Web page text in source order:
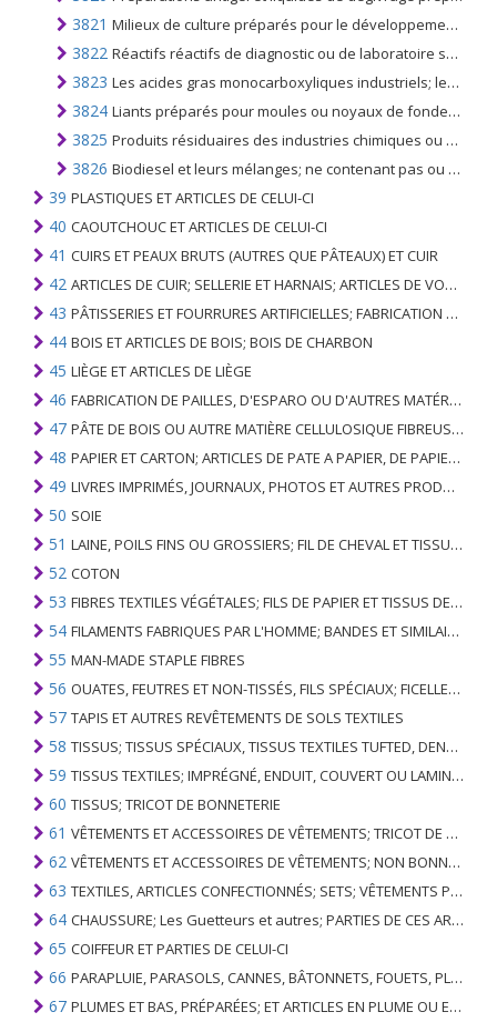
3821 Milieux de culture préparés pour le développement ou le maintien de micro-organismes (y compris les virus et analogues) ou de cellules végétales, humaines ou animales
3822 Réactifs réactifs de diagnostic ou de laboratoire sur un support et réactifs de diagnostic ou de laboratoire préparés, même présentés sur un support, autres que ceux du no. 3002 ou 3006; matériau de référence certifié
3823 Les acides gras monocarboxyliques industriels; les huiles acides provenant du raffinage; alcools gras industriels
3824 Liants préparés pour moules ou noyaux de fonderie; produits chimiques et préparations des industries chimiques ou des industries connexes (y compris celles consistant en mélanges de produits naturels), non dénommés ni compris ailleurs
3825 Produits résiduaires des industries chimiques ou des industries connexes, non dénommés ni compris ailleurs; déchets municipaux; les boues d'épuration; autres produits résiduels.
3826 Biodiesel et leurs mélanges; ne contenant pas ou contenant moins de 70% en poids d'huiles de pétrole ou de minéraux bitumineux
39 PLASTIQUES ET ARTICLES DE CELUI-CI
40 CAOUTCHOUC ET ARTICLES DE CELUI-CI
41 CUIRS ET PEAUX BRUTS (AUTRES QUE PÂTEAUX) ET CUIR
42 ARTICLES DE CUIR; SELLERIE ET ​​HARNAIS; ARTICLES DE VOYAGE, SACS À MAIN ET RÉCIPIENTS ANALOGUES; ARTICLES DE GUT ANIMAL (AUTRE QUE GUT DE SOIE-VERT)
43 PÂTISSERIES ET FOURRURES ARTIFICIELLES; FABRICATION DE CELLES-CI
44 BOIS ET ARTICLES DE BOIS; BOIS DE CHARBON
45 LIÈGE ET ARTICLES DE LIÈGE
46 FABRICATION DE PAILLES, D'ESPARO OU D'AUTRES MATÉRIAUX DE COULÉE; BASKETWARE ET WICKERWORK
47 PÂTE DE BOIS OU AUTRE MATIÈRE CELLULOSIQUE FIBREUSE; PAPIER OU CARTON RÉCUPÉRÉ (DÉCHETS ET DÉCHETS)
48 PAPIER ET CARTON; ARTICLES DE PATE A PAPIER, DE PAPIER OU DE CARTON
49 LIVRES IMPRIMÉS, JOURNAUX, PHOTOS ET AUTRES PRODUITS DE L'INDUSTRIE DE L'IMPRIMERIE; MANUSCRITS, TYPESCRIPTS ET PLANS
50 SOIE
51 LAINE, POILS FINS OU GROSSIERS; FIL DE CHEVAL ET TISSU TISSÉ
52 COTON
53 FIBRES TEXTILES VÉGÉTALES; FILS DE PAPIER ET TISSUS DE FILS DE PAPIER
54 FILAMENTS FABRIQUES PAR L'HOMME; BANDES ET SIMILAIRES DE MATIERES TEXTILES SYNTHETIQUES
55 MAN-MADE STAPLE FIBRES
56 OUATES, FEUTRES ET NON-TISSÉS, FILS SPÉCIAUX; FICELLES, CORDES, CORDES, CÂBLES ET ARTICLES ASSOCIÉS
57 TAPIS ET AUTRES REVÊTEMENTS DE SOLS TEXTILES
58 TISSUS; TISSUS SPÉCIAUX, TISSUS TEXTILES TUFTED, DENTELLE, TAPISSERIES, GARNITURES, BRODERIES
59 TISSUS TEXTILES; IMPRÉGNÉ, ENDUIT, COUVERT OU LAMINÉ; ARTICLES TEXTILES D'UN TYPE ADAPTÉ À L'USAGE INDUSTRIEL
60 TISSUS; TRICOT DE BONNETERIE
61 VÊTEMENTS ET ACCESSOIRES DE VÊTEMENTS; TRICOT DE BONNETERIE
62 VÊTEMENTS ET ACCESSOIRES DE VÊTEMENTS; NON BONNETERIE
63 TEXTILES, ARTICLES CONFECTIONNÉS; SETS; VÊTEMENTS PORTÉS ET ARTICLES TEXTILES USÉS; RAGS
64 CHAUSSURE; Les Guetteurs et autres; PARTIES DE CES ARTICLES
65 COIFFEUR ET PARTIES DE CELUI-CI
66 PARAPLUIE, PARASOLS, CANNES, BÂTONNETS, FOUETS, PLANTES DE CONDUITE; ET LEURS PARTIES
67 PLUMES ET BAS, PRÉPARÉES; ET ARTICLES EN PLUME OU EN BAS; FLEURS ARTIFICIELLES; ARTICLES DE CHEVEUX HUMAINS